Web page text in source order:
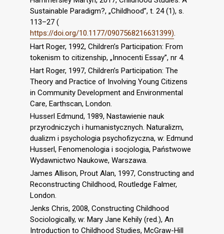
Sustainable Paradigm?, „Childhood”, t. 24 (1), s.
113–27 (
https://doi.org/10.1177/0907568216631399).
Hart Roger, 1992, Children’s Participation: From
tokenism to citizenship, „Innocenti Essay”, nr 4.
Hart Roger, 1997, Children’s Participation: The
Theory and Practice of Involving Young Citizens
in Community Development and Environmental
Care, Earthscan, London.
Husserl Edmund, 1989, Nastawienie nauk
przyrodniczych i humanistycznych. Naturalizm,
dualizm i psychologia psychofizyczna, w: Edmund
Husserl, Fenomenologia i socjologia, Państwowe
Wydawnictwo Naukowe, Warszawa.
James Allison, Prout Alan, 1997, Constructing and
Reconstructing Childhood, Routledge Falmer,
London.
Jenks Chris, 2008, Constructing Childhood
Sociologically, w: Mary Jane Kehily (red.), An
Introduction to Childhood Studies, McGraw-Hill